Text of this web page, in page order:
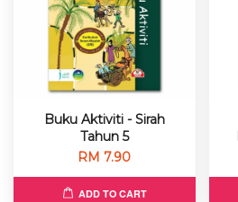
Buku Aktiviti - Sirah
Tahun 5
RM 7.90
ADD TO CART